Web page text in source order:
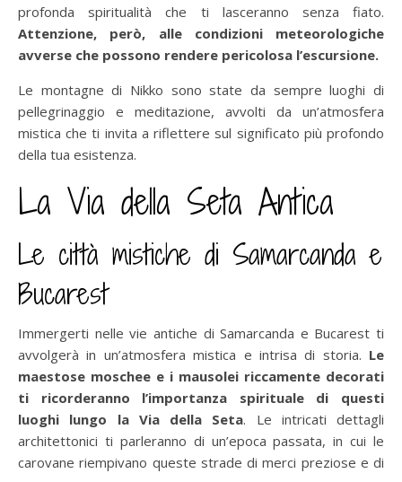
profonda spiritualità che ti lasceranno senza fiato.
Attenzione, però, alle condizioni meteorologiche
avverse che possono rendere pericolosa l’escursione.
Le montagne di Nikko sono state da sempre luoghi di
pellegrinaggio e meditazione, avvolti da un’atmosfera
mistica che ti invita a riflettere sul significato più profondo
della tua esistenza.
La Via della Seta Antica
Le città mistiche di Samarcanda e
Bucarest
Immergerti nelle vie antiche di Samarcanda e Bucarest ti
avvolgerà in un’atmosfera mistica e intrisa di storia. Le
maestose moschee e i mausolei riccamente decorati
ti ricorderanno l’importanza spirituale di questi
luoghi lungo la Via della Seta. Le intricati dettagli
architettonici ti parleranno di un’epoca passata, in cui le
carovane riempivano queste strade di merci preziose e di